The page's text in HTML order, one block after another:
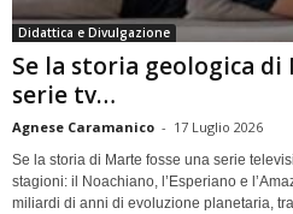
Didattica e Divulgazione
Se la storia geologica di
serie tv…
Agnese Caramanico - 17 Luglio 2026
Se la storia di Marte fosse una serie
stagioni: il Noachiano, l’Esperiano e
miliardi di anni di evoluzione planetaria,